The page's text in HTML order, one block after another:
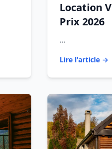
Location
Prix 2026
...
Lire l'article →